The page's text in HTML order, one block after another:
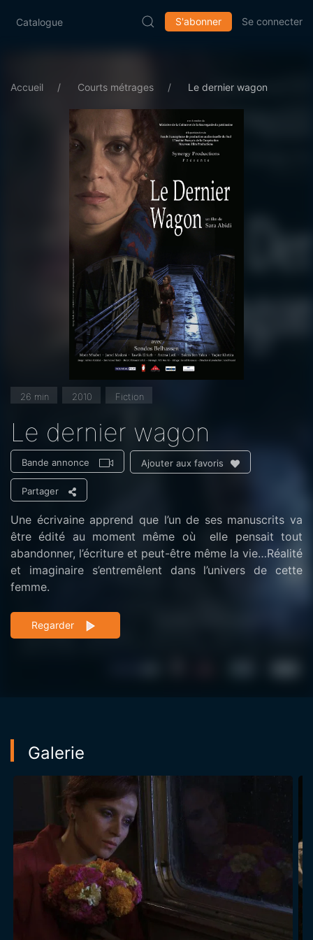
Catalogue S'abonner Se connecter
Accueil Courts métrages Le dernier wagon
26 min 2010 Fiction
Le dernier wagon
Bande annonce Ajouter aux favoris
Partager
Une écrivaine apprend que l’un de ses manuscrits va
être édité au moment même où elle pensait tout
abandonner, l’écriture et peut-être même la vie…Réalité
et imaginaire s’entremêlent dans l’univers de cette
femme.
Regarder
Galerie